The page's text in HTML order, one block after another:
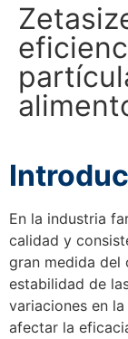
En la industria
calidad y
gran medida del
estabilidad de
variaciones en
afectar la